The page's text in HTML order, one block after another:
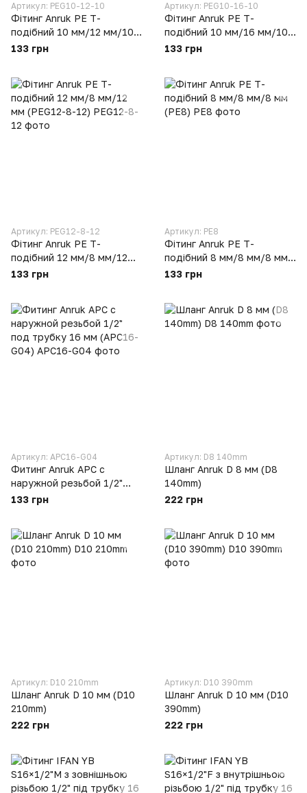
Артикул: PEG10-12-10
Фітинг Anruk PE Т-
подібний 10 мм/12 мм/10
мм (PEG10-12-10)
133 грн
Артикул: PEG10-16-10
Фітинг Anruk PE Т-
подібний 10 мм/16 мм/10
мм (PEG10-16-10)
133 грн
Артикул: PEG12-8-12
Фітинг Anruk PE Т-
подібний 12 мм/8 мм/12
мм (PEG12-8-12)
133 грн
Артикул: PE8
Фітинг Anruk PE Т-
подібний 8 мм/8 мм/8 мм
(PE8)
133 грн
Артикул: APC16-G04
Фитинг Anruk APC с
наружной резьбой 1/2"
под трубку 16 мм (APC16-
133 грн
Артикул: D8 140mm
Шланг Anruk D 8 мм (D8
140mm)
222 грн
Артикул: D10 210mm
Шланг Anruk D 10 мм (D10
210mm)
222 грн
Артикул: D10 390mm
Шланг Anruk D 10 мм (D10
390mm)
222 грн